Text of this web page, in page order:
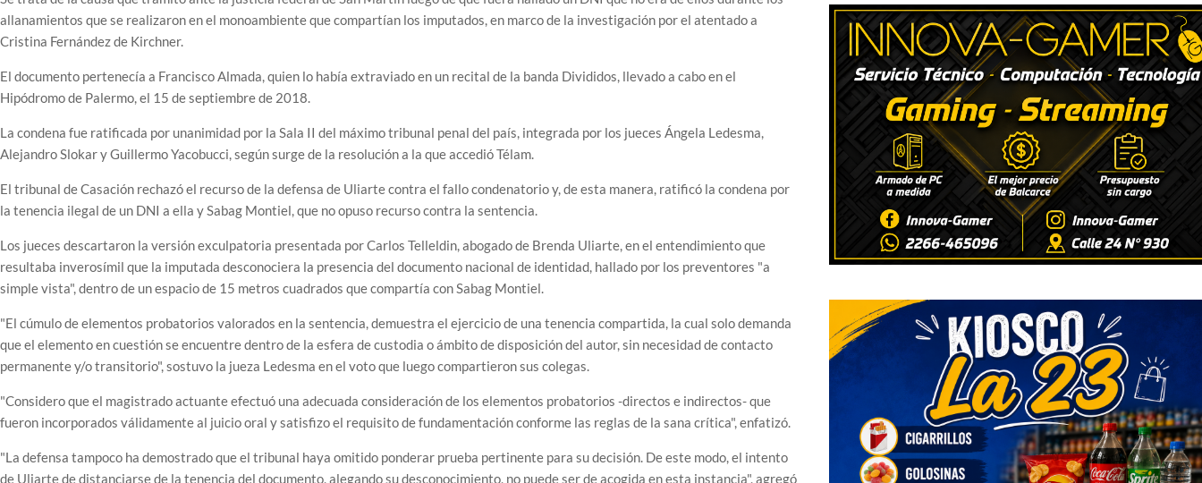
allanamientos que se realizaron en el monoambiente que compartían los imputados, en marco de la investigación por el atentado a
Cristina Fernández de Kirchner.
El documento pertenecía a Francisco Almada, quien lo había extraviado en un recital de la banda Divididos, llevado a cabo en el
Hipódromo de Palermo, el 15 de septiembre de 2018.
La condena fue ratificada por unanimidad por la Sala II del máximo tribunal penal del país, integrada por los jueces Ángela Ledesma,
Alejandro Slokar y Guillermo Yacobucci, según surge de la resolución a la que accedió Télam.
El tribunal de Casación rechazó el recurso de la defensa de Uliarte contra el fallo condenatorio y, de esta manera, ratificó la condena por
la tenencia ilegal de un DNI a ella y Sabag Montiel, que no opuso recurso contra la sentencia.
Los jueces descartaron la versión exculpatoria presentada por Carlos Telleldin, abogado de Brenda Uliarte, en el entendimiento que
resultaba inverosímil que la imputada desconociera la presencia del documento nacional de identidad, hallado por los preventores "a
simple vista", dentro de un espacio de 15 metros cuadrados que compartía con Sabag Montiel.
"El cúmulo de elementos probatorios valorados en la sentencia, demuestra el ejercicio de una tenencia compartida, la cual solo demanda
que el elemento en cuestión se encuentre dentro de la esfera de custodia o ámbito de disposición del autor, sin necesidad de contacto
permanente y/o transitorio", sostuvo la jueza Ledesma en el voto que luego compartieron sus colegas.
"Considero que el magistrado actuante efectuó una adecuada consideración de los elementos probatorios -directos e indirectos- que
fueron incorporados válidamente al juicio oral y satisfizo el requisito de fundamentación conforme las reglas de la sana crítica", enfatizó.
"La defensa tampoco ha demostrado que el tribunal haya omitido ponderar prueba pertinente para su decisión. De este modo, el intento
de Uliarte de distanciarse de la tenencia del documento, alegando su desconocimiento, no puede ser de acogida en esta instancia", agregó